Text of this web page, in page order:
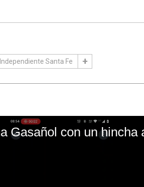
Independiente Santa Fe